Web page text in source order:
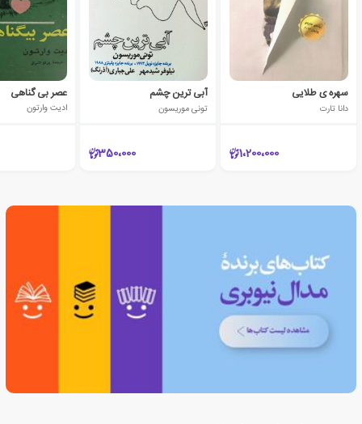
سهره ی طلایی
دانا تارت
1،200،000
آبی ترین چشم
تونی موریسون
350،000
عصر بی گناهی
ادیت وارتون